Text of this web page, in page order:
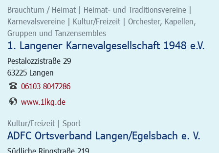
Brauchtum / Heimat | Heimat- und Traditionsvereine |
Karnevalsvereine | Kultur/Freizeit | Orchester, Kapellen,
Gruppen und Tanzensembles
1. Langener Karnevalgesellschaft 1948 e.V.
Pestalozzistraße 29
63225 Langen
06103 8047286
www.1lkg.de
Kultur/Freizeit | Sport
ADFC Ortsverband Langen/Egelsbach e. V.
Südliche Ringstraße 219